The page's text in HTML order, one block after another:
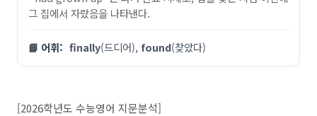
그 집에서 자랐음을 나타낸다.
📘 어휘: finally(드디어), found(찾았다)
[2026학년도 수능영어 지문분석]